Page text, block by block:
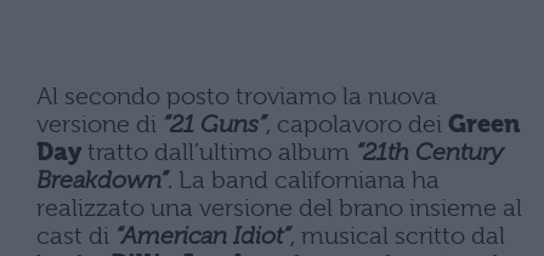
Al secondo posto troviamo la nuova
versione di “21 Guns”, capolavoro dei Green
Day tratto dall’ultimo album “21th Century
Breakdown”. La band californiana ha
realizzato una versione del brano insieme al
cast di “American Idiot”, musical scritto dal